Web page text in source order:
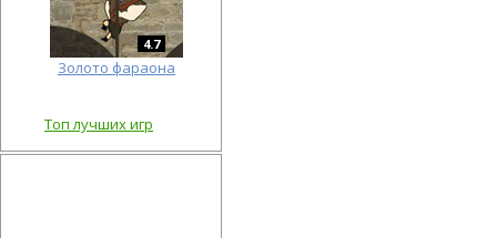
4.7
Золото фараона
Топ лучших игр